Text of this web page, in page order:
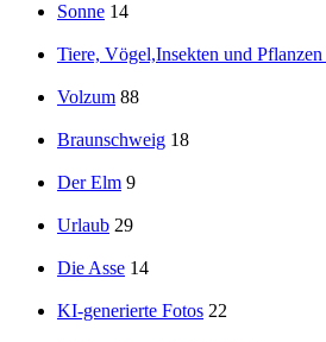
Sonne 14
Tiere, Vögel,Insekten und Pflanzen
Volzum 88
Braunschweig 18
Der Elm 9
Urlaub 29
Die Asse 14
KI-generierte Fotos 22